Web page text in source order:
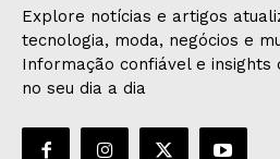
Explore notícias e artigos
tecnologia, moda, negócios e
Informação confiável e insights
no seu dia a dia